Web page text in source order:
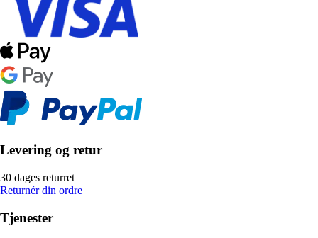
Levering og retur
30 dages returret
Returnér din ordre
Tjenester